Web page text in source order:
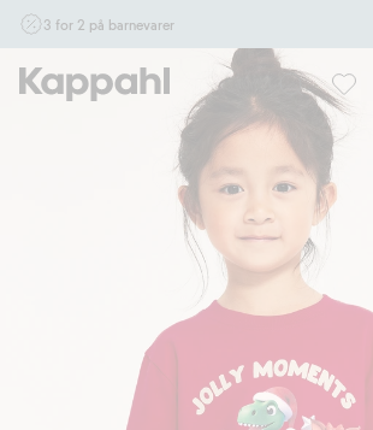
3 for 2 på barnevarer
Ikke Newbie. Gjelder når du handler 2 eller flere varer
17/8 i butikk & online for deg som er eller blir medlem.
andre tilbud eller rabatter.
Handle nå